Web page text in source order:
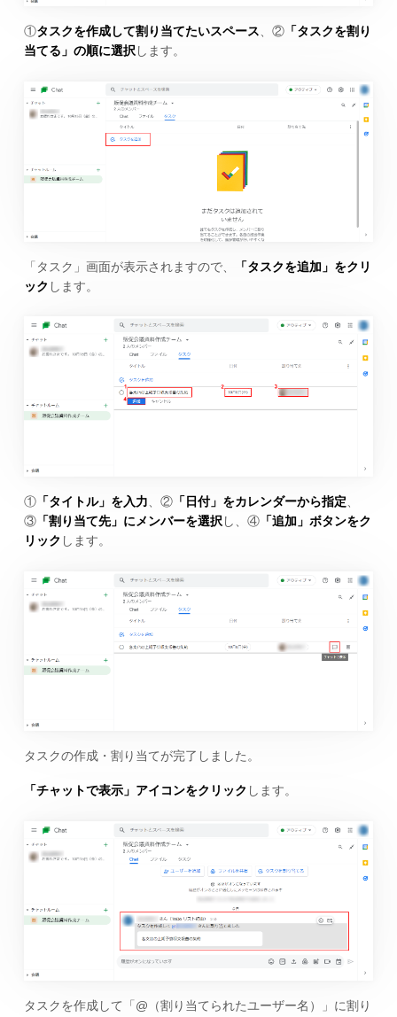
①タスクを作成して割り当てたいスペース、②「タスクを割り
当てる」の順に選択します。
「タスク」画面が表示されますので、
「タスクを追加」をクリ
ック します。
①「タイトル」を入力 、②「日付」をカレンダーから指定
③「割り当て先」にメンバーを選択 し、④「追加」ボタンをク
リック します。
タスクの作成・割り当てが完了しました。
「チャットで表示」アイコンをクリック します。
タスクを作成して「@（割り当てられたユーザー名）」に割り